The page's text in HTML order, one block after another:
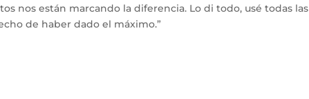
nos están marcando la diferencia. Lo di todo, usé todas las
de haber dado el máximo.”